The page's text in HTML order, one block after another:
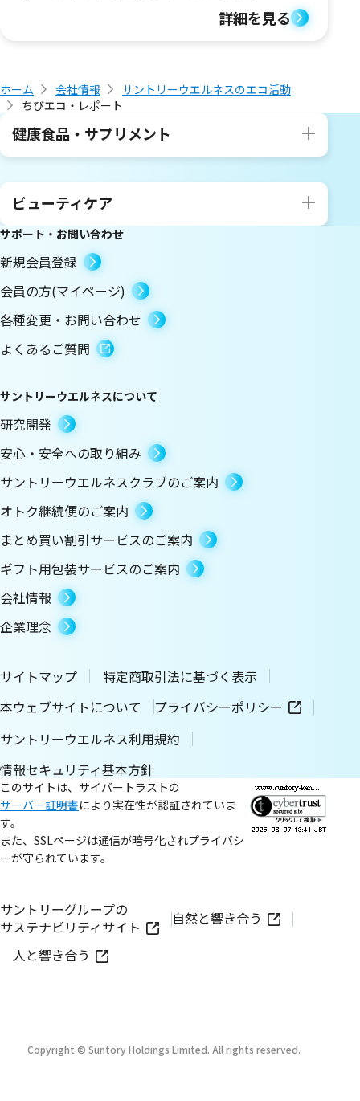
詳細を見る
ホーム 会社情報
サントリーウエルネスのエコ活動
ちびエコ・レポート
健康食品・サプリメント
ビューティケア
サポート・お問い合わせ
新規会員登録
会員の方(マイページ)
各種変更・お問い合わせ
よくあるご質問
サントリーウエルネスについて
研究開発
安心・安全への取り組み
サントリーウエルネスクラブのご案内
オトク継続便のご案内
まとめ買い割引サービスのご案内
ギフト用包装サービスのご案内
会社情報
企業理念
サイトマップ
特定商取引法に基づく表示
本ウェブサイトについて
プライバシーポリシー
サントリーウエルネス利用規約
情報セキュリティ基本方針
このサイトは、サイバートラストの
サーバー証明書により実在性が認証されていま
す。
また、SSLページは通信が暗号化されプライバシ
ーが守られています。
サントリーグループの
サステナビリティサイト
自然と響き合う
人と響き合う
Copyright © Suntory Holdings Limited. All rights reserved.